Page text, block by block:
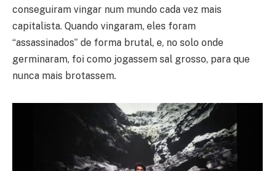
conseguiram vingar num mundo cada vez mais
capitalista. Quando vingaram, eles foram
“assassinados” de forma brutal, e, no solo onde
germinaram, foi como jogassem sal grosso, para que
nunca mais brotassem.